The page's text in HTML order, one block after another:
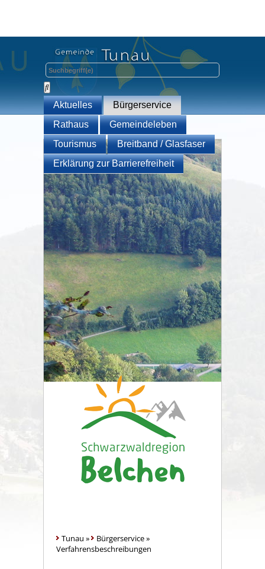
Aktuelles
Bürgerservice
Rathaus
Gemeindeleben
Tourismus
Breitband / Glasfaser
Erklärung zur Barrierefreiheit
Tunau » Bürgerservice»
Verfahrensbeschreibungen